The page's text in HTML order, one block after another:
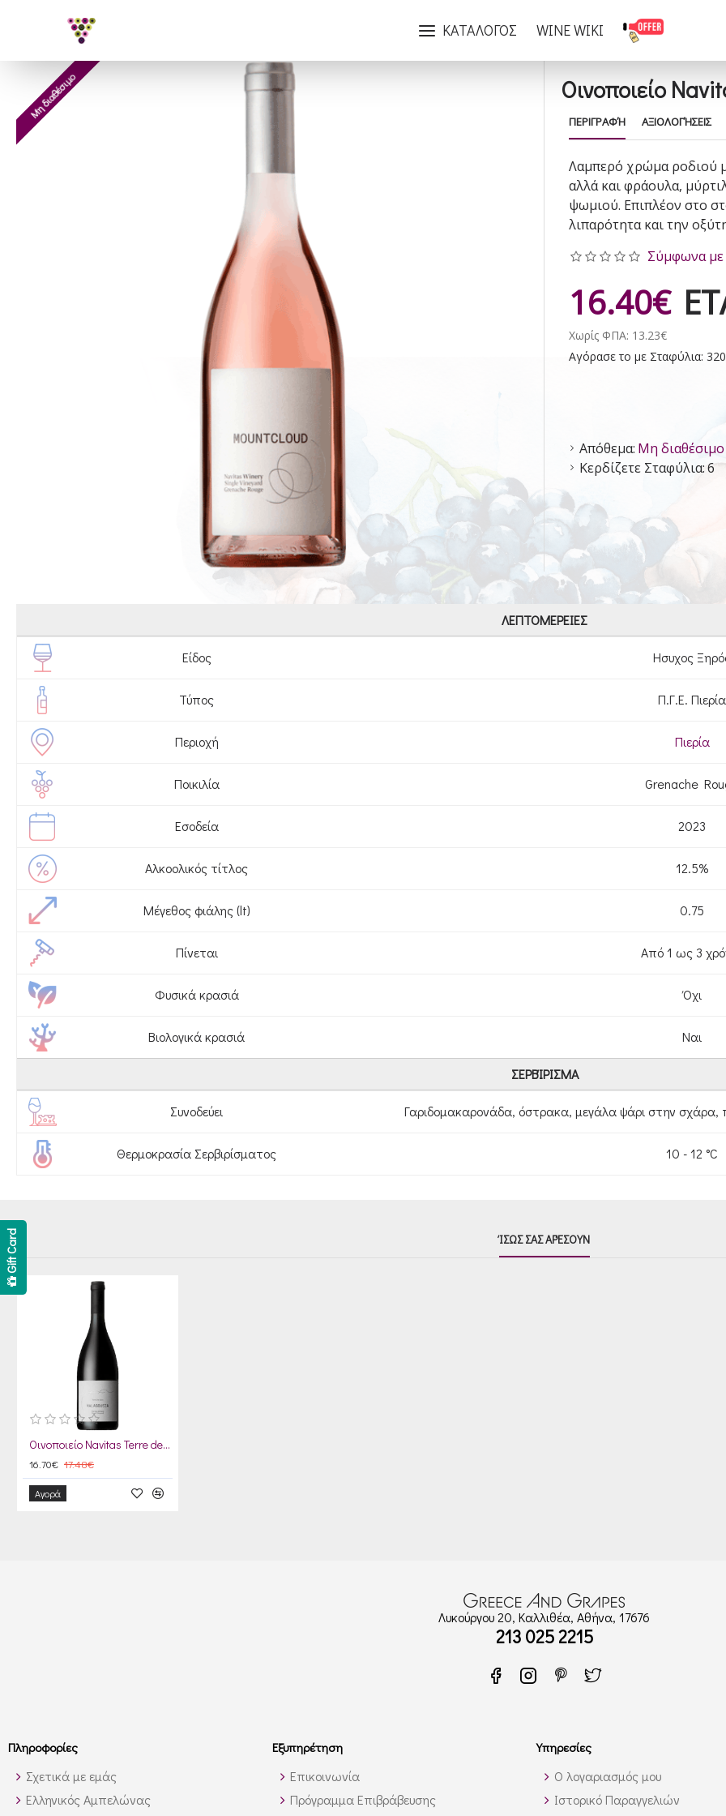
ΚΑΤΑΛΟΓΟΣ WINE WIKI
Οινοποιείο Navitas Mountcloud Rose 2023
Μη διαθέσιμο Οινοποιείο
ΠΕΡΙΓΡΑΦΉ ΑΞΙΟΛΟΓΉΣΕΙΣ
Λαμπερό χρώμα ροδιού
αλλά και φράουλα,
ψωμιού. Επιπλέον στο
λιπαρότητα και την
Απόθεμα: Μη διαθέσιμο
Κερδίζετε Σταφύλια:6
Σύμφωνα με
16.40€
Χωρίς ΦΠΑ: 13.23€
Αγόρασε το με Σταφύλια: 320
ΛΕΠΤΟΜΈΡΕΙΕΣ
Είδος Ησυχος
Τύπος Π.Γ.Ε. Πιερία
Περιοχή Πιερία
Ποικιλία Grenache
Εσοδεία 2023
Αλκοολικός τίτλος 12.5%
Μέγεθος φιάλης (lt) 0.75
Πίνεται Από 1 ως 3
Φυσικά κρασιά Όχι
Βιολογικά κρασιά Ναι
ΣΕΡΒΊΡΙΣΜΑ
Συνοδεύει Γαριδομακαρονάδα, όστρακα, μεγάλα ψάρι στην
Θερμοκρασία Σερβιρίσματος 10 - 12 °C
ΊΣΩΣ ΣΑΣ ΑΡΈΣΟΥΝ
Οινοποιείο Navitas Terre de Zeus Μαλαγουζιά 2024
16.70€ 17.48€
Αγορά
Gift Card
Λυκούργου 20, Καλλιθέα, Αθήνα, 17676
213 025 2215
Πληροφορίες
Σχετικά με εμάς
Ελληνικός Αμπελώνας
Εξυπηρέτηση
Επικοινωνία
Πρόγραμμα Επιβράβευσης
Υπηρεσίες
Ο λογαριασμός μου
Ιστορικό Παραγγελιών